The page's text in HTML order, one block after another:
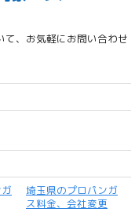
て、お気軽にお問い合わせ
埼玉県のプロパンガ
ス料金、会社変更